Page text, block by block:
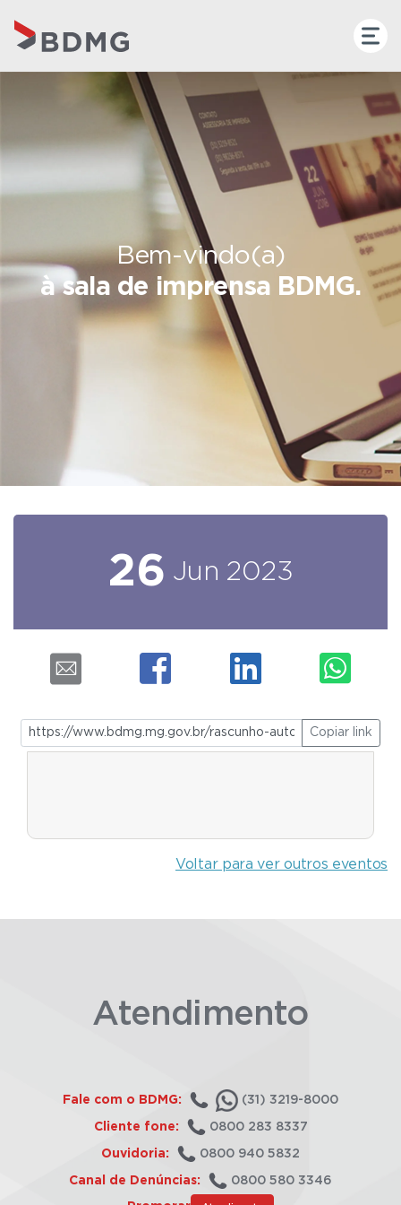
Bem-vindo(a)
à sala de imprensa BDMG.
26 Jun 2023
Copiar link
Voltar para ver outros eventos
Atendimento
Fale com o BDMG: (31) 3219-8000
Cliente fone: 0800 283 8337
Ouvidoria: 0800 940 5832
Canal de Denúncias: 0800 580 3346